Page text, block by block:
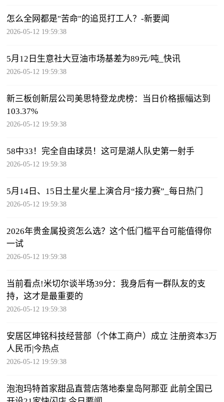
怎么全网都是"苦命"的追觅打工人？-新要闻
2026-05-12 19:59:38
5月12日生意社大豆油市场基差为89元/吨_快讯
2026-05-12 19:59:38
新三板创新层公司美思特登龙虎榜：当日价格振幅达到
103.37%
2026-05-12 19:59:38
58中33！完全自由球员！这可是湖人队史第一射手
2026-05-12 19:59:38
5月14日、15日土星火星上演合月“接力赛”_每日热门
2026-05-12 19:59:38
2026年贵金属投资怎么选？这个低门槛平台可能值得你
一试
2026-05-12 19:59:38
当前看点!米切尔谈半场39分：我身后有一群队友的支
持，这才是最重要的
2026-05-12 19:59:38
安居区坤铭科技经营部（个体工商户）成立 注册资本3万
人民币|今热点
2026-05-12 19:59:38
泡泡玛特首家甜品直营店落地秦皇岛阿那亚 此前全国已